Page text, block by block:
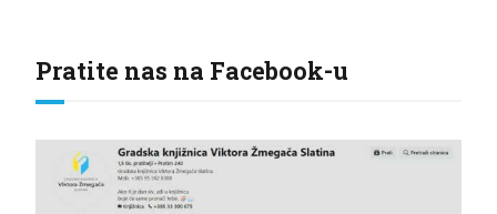
Pratite nas na Facebook-u